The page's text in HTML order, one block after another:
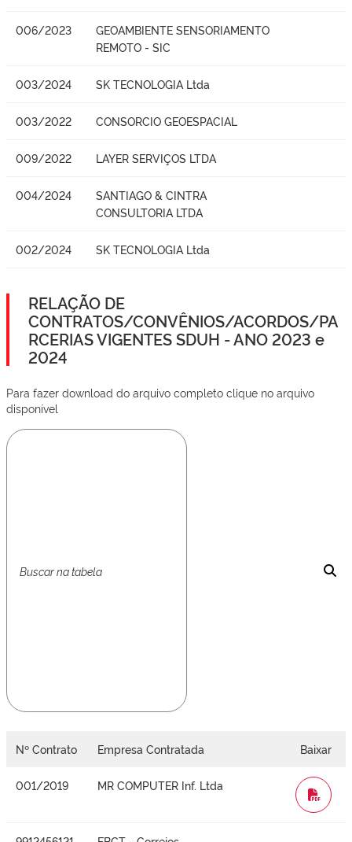
006/2023
GEOAMBIENTE SENSORIAMENTO
REMOTO - SIC
003/2024 SK TECNOLOGIA Ltda
003/2022 CONSORCIO GEOESPACIAL
009/2022 LAYER SERVIÇOS LTDA
004/2024
SANTIAGO & CINTRA
CONSULTORIA LTDA
002/2024 SK TECNOLOGIA Ltda
RELAÇÃO DE
CONTRATOS/CONVÊNIOS/ACORDOS/PA
RCERIAS VIGENTES SDUH - ANO 2023 e
2024
Para fazer download do arquivo completo clique no arquivo
disponível
Nº Contrato Empresa Contratada Baixar
001/2019 MR COMPUTER Inf. Ltda
WORD